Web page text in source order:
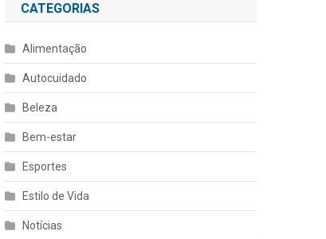
CATEGORIAS
Alimentação
Autocuidado
Beleza
Bem-estar
Esportes
Estilo de Vida
Notícias